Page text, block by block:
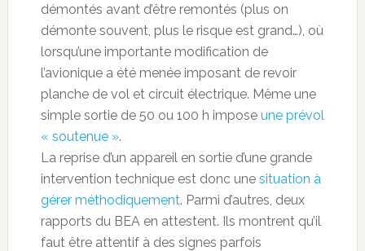
démontés avant d’être remontés (plus on
démonte souvent, plus le risque est grand…), où
lorsqu’une importante modification de
l’avionique a été menée imposant de revoir
planche de vol et circuit électrique. Même une
simple sortie de 50 ou 100 h impose une prévol
« soutenue ».
La reprise d’un appareil en sortie d’une grande
intervention technique est donc une situation à
gérer méthodiquement. Parmi d’autres, deux
rapports du BEA en attestent. Ils montrent qu’il
faut être attentif à des signes parfois